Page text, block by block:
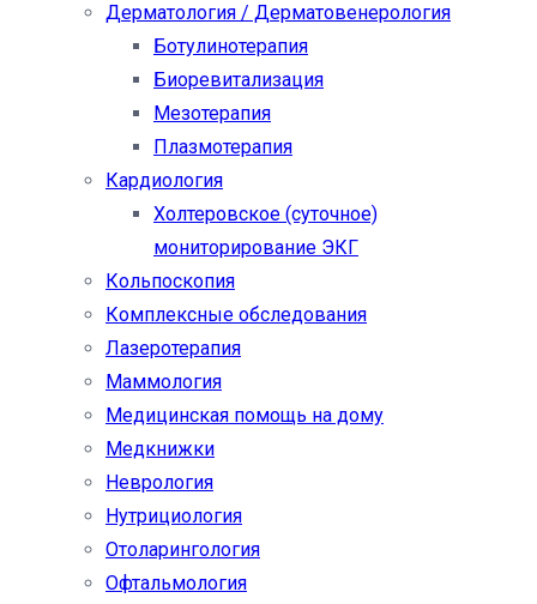
Дерматология / Дерматовенерология
Ботулинотерапия
Биоревитализация
Мезотерапия
Плазмотерапия
Кардиология
Холтеровское (суточное)
мониторирование ЭКГ
Кольпоскопия
Комплексные обследования
Лазеротерапия
Маммология
Медицинская помощь на дому
Медкнижки
Неврология
Нутрициология
Отоларингология
Офтальмология